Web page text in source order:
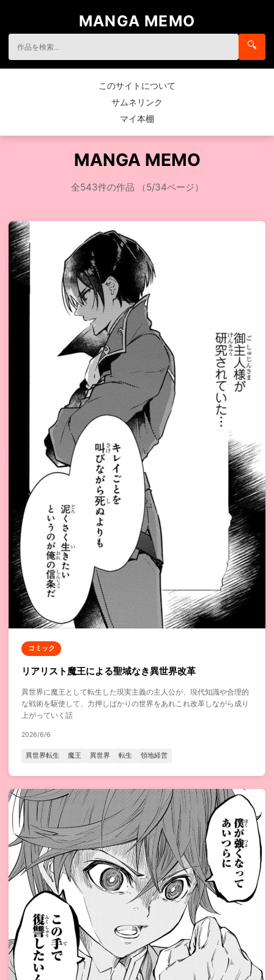
MANGA MEMO
🔍
このサイトについて
サムネリンク
マイ本棚
MANGA MEMO
全543件の作品 （5/34ページ）
コミック
リアリスト魔王による聖域なき異世界改革
異世界に魔王として転生した現実主義の主人公が、現代知識や合理的
な戦術を駆使して、力押しばかりの世界をあれこれ改革しながら成り
上がっていく話
2026/6/6
異世界転生 魔王 異世界 転生 領地経営